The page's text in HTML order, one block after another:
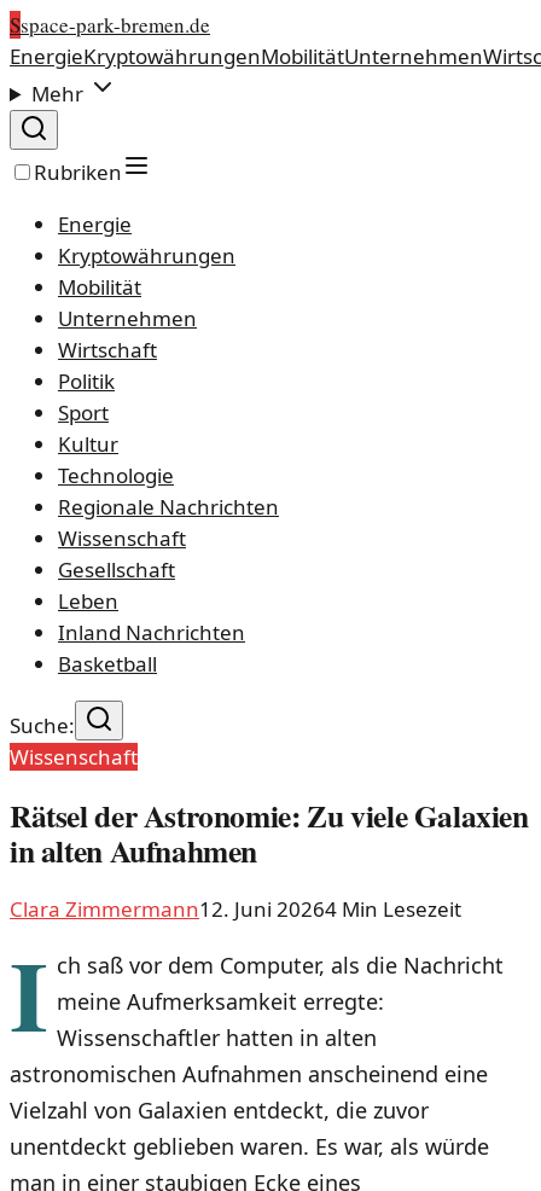
Sspace-park-bremen.de
EnergieKryptowährungenMobilitätUnternehmen
Mehr
Rubriken
Energie
Kryptowährungen
Mobilität
Unternehmen
Wirtschaft
Politik
Sport
Kultur
Technologie
Regionale Nachrichten
Wissenschaft
Gesellschaft
Leben
Inland Nachrichten
Basketball
Suche:
Wissenschaft
Rätsel der Astronomie: Zu viele Galaxien
in alten Aufnahmen
Clara Zimmermann12. Juni 20264 Min Lesezeit
I ch saß vor dem Computer, als die Nachricht
meine Aufmerksamkeit erregte:
Wissenschaftler hatten in alten
astronomischen Aufnahmen anscheinend eine
Vielzahl von Galaxien entdeckt, die zuvor
unentdeckt geblieben waren. Es war, als würde
man in einer staubigen Ecke eines